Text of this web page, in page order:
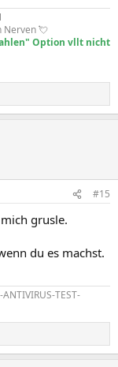
Nerven 💘
Option vllt nicht
#15
grusle.
du es machst.
TEST-